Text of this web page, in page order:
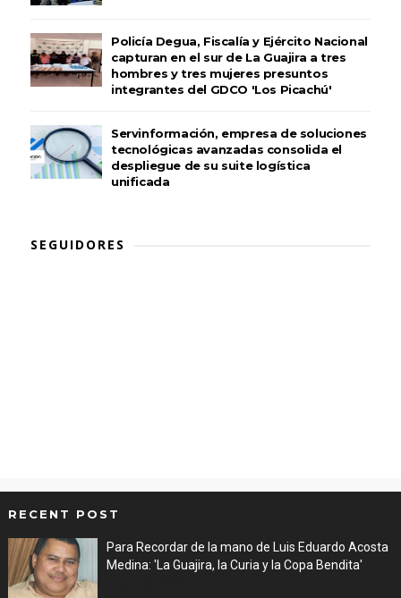
Policía Degua, Fiscalía y Ejército Nacional
capturan en el sur de La Guajira a tres
hombres y tres mujeres presuntos
integrantes del GDCO 'Los Picachú'
Servinformación, empresa de soluciones
tecnológicas avanzadas consolida el
despliegue de su suite logística
unificada
SEGUIDORES
RECENT POST
Para Recordar de la mano de Luis Eduardo Acosta
Medina: 'La Guajira, la Curia y la Copa Bendita'